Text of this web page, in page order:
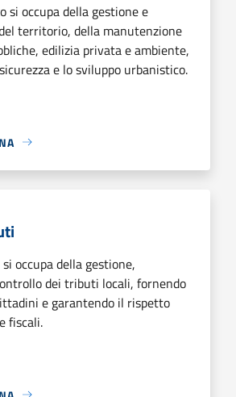
si occupa della gestione e
territorio, della manutenzione
edilizia privata e ambiente,
e lo sviluppo urbanistico.
occupa della gestione,
dei tributi locali, fornendo
e garantendo il rispetto
fiscali.